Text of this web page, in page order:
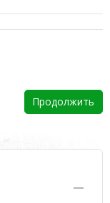
Продолжить